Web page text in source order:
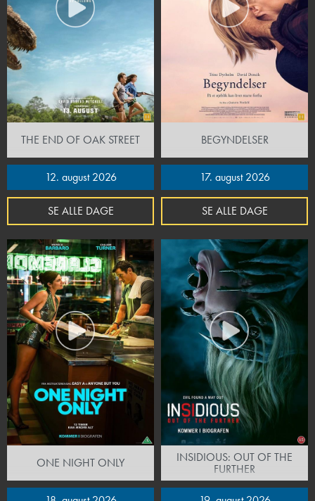
THE END OF OAK STREET
12. august 2026
SE ALLE DAGE
BEGYNDELSER
17. august 2026
SE ALLE DAGE
ONE NIGHT ONLY
INSIDIOUS: OUT OF THE
FURTHER